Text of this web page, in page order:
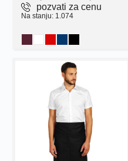
pozvati za cenu
Na stanju: 1.074